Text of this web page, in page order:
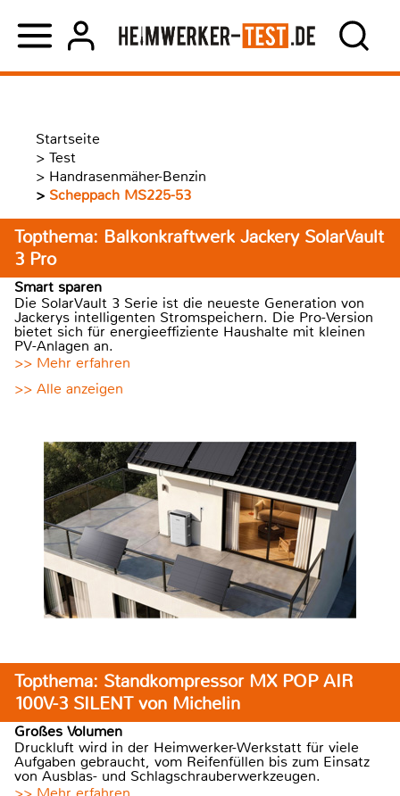
Startseite
> Test
> Handrasenmäher-Benzin
> Scheppach MS225-53
Topthema: Balkonkraftwerk Jackery SolarVault
3 Pro
Smart sparen
Die SolarVault 3 Serie ist die neueste Generation von
Jackerys intelligenten Stromspeichern. Die Pro-Version
bietet sich für energieeffiziente Haushalte mit kleinen
PV-Anlagen an.
>> Mehr erfahren
>> Alle anzeigen
Topthema: Standkompressor MX POP AIR
100V-3 SILENT von Michelin
Großes Volumen
Druckluft wird in der Heimwerker-Werkstatt für viele
Aufgaben gebraucht, vom Reifenfüllen bis zum Einsatz
von Ausblas- und Schlagschrauberwerkzeugen.